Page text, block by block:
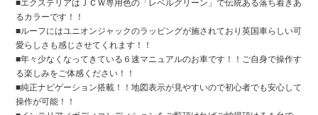
■エクステリアはＪＣＷ専用色の「レベルグリーン」で伝統ある落ち着きあ
るカラーです！！
■ルーフにはユニオンジャックのラッピングが施されており英国車らしい可
愛らしさも感じさせてくれます！！
■年々少なくなってきている６速マニュアルのお車です！！ご自身で操作す
る楽しみをご体感ください！！
■純正ナビゲーション搭載！！地図表示が見やすいので初心者でも安心して
操作が可能！！